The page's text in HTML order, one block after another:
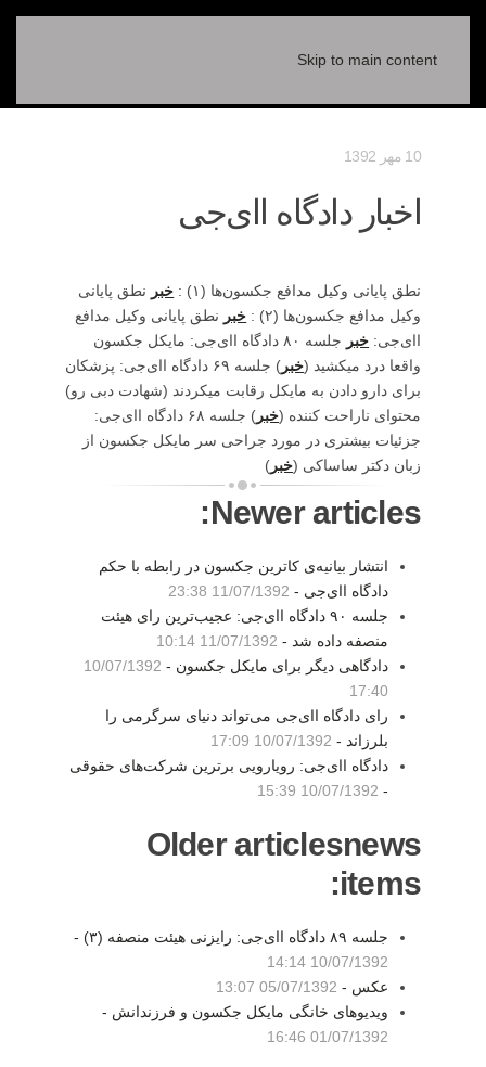
Skip to main content
10 مهر 1392
اخبار دادگاه اای‌جی
نطق پایانی وکیل مدافع جکسون‌ها (۱) : خبر نطق پایانی
وکیل مدافع جکسون‌ها (۲) :
خبر نطق پایانی وکیل مدافع
اای‌جی: خبر
جلسه ۸۰ دادگاه اای‌جی: مایکل جکسون
واقعا درد میکشید (خبر
) جلسه ۶۹ دادگاه اای‌جی: پزشکان
برای دارو دادن به مایکل رقابت میکردند (شهادت دبی رو)
محتوای ناراحت کننده (خبر
) جلسه ۶۸ دادگاه اای‌جی:
جزئیات بیشتری در مورد جراحی سر مایکل جکسون از
زبان دکتر ساساکی (خبر )
Newer articles:
انتشار بیانیه‌ی کاترین جکسون در رابطه با حکم
دادگاه اای‌جی - 11/07/1392 23:38
جلسه ۹۰ دادگاه اای‌جی: عجیب‌ترین رای هیئت
منصفه داده شد - 11/07/1392 10:14
دادگاهی دیگر برای مایکل جکسون - 10/07/1392
17:40
رای دادگاه اای‌جی می‌تواند دنیای سرگرمی را
بلرزاند - 10/07/1392 17:09
دادگاه اای‌جی: رویارویی برترین شرکت‌های حقوقی
-
10/07/1392 15:39
Older articlesnews
items:
جلسه ۸۹ دادگاه اای‌جی: رایزنی هیئت منصفه (۳) -
10/07/1392 14:14
عکس - 05/07/1392 13:07
ویدیوهای خانگی مایکل جکسون و فرزندانش -
01/07/1392 16:46